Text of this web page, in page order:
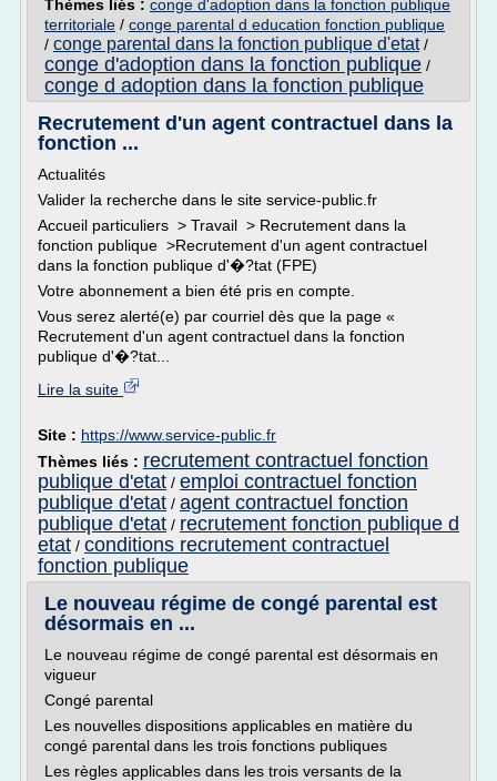
Thèmes liés : conge d'adoption dans la fonction publique
territoriale / conge parental d education fonction publique
/ conge parental dans la fonction publique d'etat/
conge d'adoption dans la fonction publique /
conge d adoption dans la fonction publique
Recrutement d'un agent contractuel dans la
fonction ...
Actualités
Valider la recherche dans le site service-public.fr
Accueil particuliers > Travail > Recrutement dans la
fonction publique >Recrutement d'un agent contractuel
dans la fonction publique d'�?tat (FPE)
Votre abonnement a bien été pris en compte.
Vous serez alerté(e) par courriel dès que la page «
Recrutement d'un agent contractuel dans la fonction
publique d'�?tat...
Lire la suite
Site : https://www.service-public.fr
Thèmes liés : recrutement contractuel fonction
publique d'etat / emploi contractuel fonction
publique d'etat / agent contractuel fonction
publique d'etat / recrutement fonction publique d
etat / conditions recrutement contractuel
fonction publique
Le nouveau régime de congé parental est
désormais en ...
Le nouveau régime de congé parental est désormais en
vigueur
Congé parental
Les nouvelles dispositions applicables en matière du
congé parental dans les trois fonctions publiques
Les règles applicables dans les trois versants de la